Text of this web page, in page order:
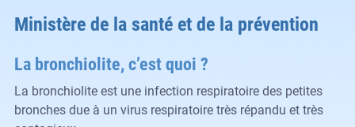
Ministère de la santé et de la prévention
La bronchiolite, c’est quoi ?
La bronchiolite est une infection respiratoire des petites
bronches due à un virus respiratoire très répandu et très